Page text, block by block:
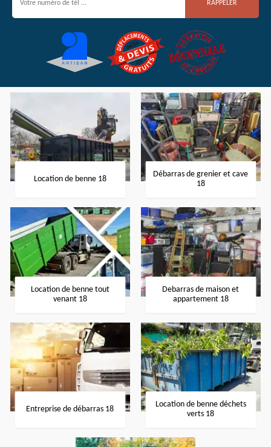
Location de benne 18
Débarras de grenier et cave
18
Location de benne tout
venant 18
Debarras de maison et
appartement 18
Entreprise de débarras 18
Location de benne déchets
verts 18